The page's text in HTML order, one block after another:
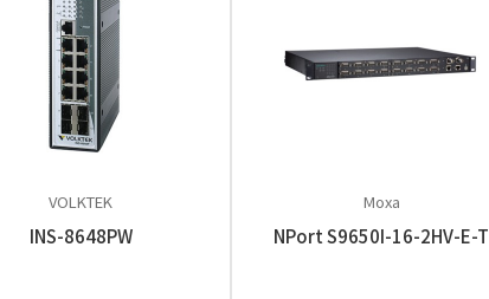
VOLKTEK
INS-8648PW
Moxa
NPort S9650I-16-2HV-E-T